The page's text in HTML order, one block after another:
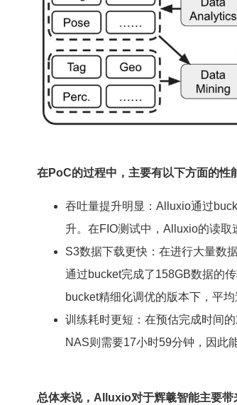
在PoC的过程中，主要有以下方面的性
吞吐量提升明显：Alluxio通过
升。在FIO测试中，Alluxio的读取
S3数据下载更快：在进行大量数
通过bucket完成了158GB数据的
bucket精细化调优的版本下，平
训练耗时更短：在预估完成时间
NAS则需要17小时59分钟，因此
总体来说，Alluxio对于辉羲智能主要带